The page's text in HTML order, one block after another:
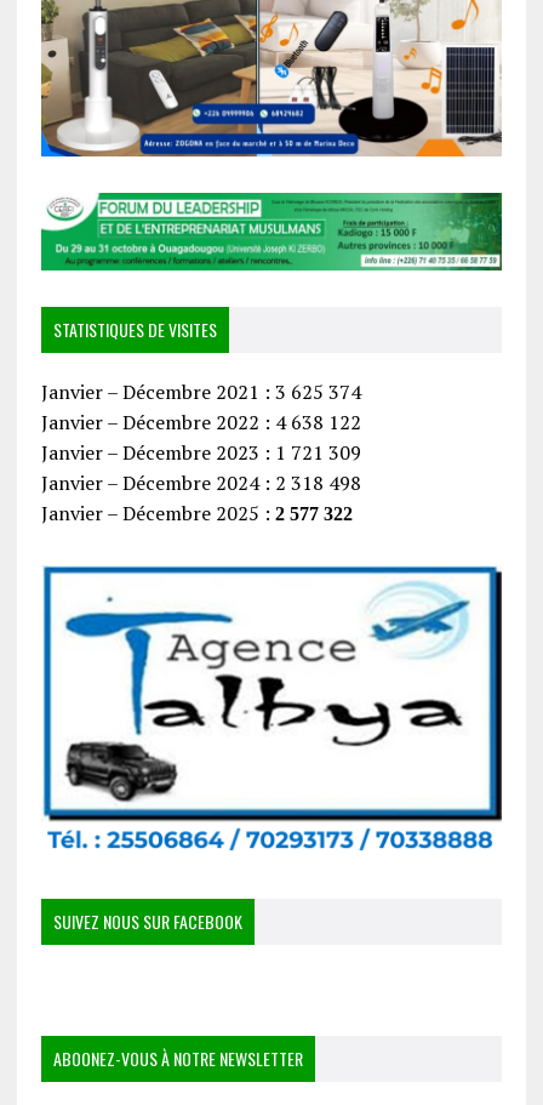
STATISTIQUES DE VISITES
Janvier – Décembre 2021 : 3 625 374
Janvier – Décembre 2022 : 4 638 122
Janvier – Décembre 2023 : 1 721 309
Janvier – Décembre 2024 : 2 318 498
Janvier – Décembre 2025 : 2 577 322
SUIVEZ NOUS SUR FACEBOOK
ABOONEZ-VOUS À NOTRE NEWSLETTER